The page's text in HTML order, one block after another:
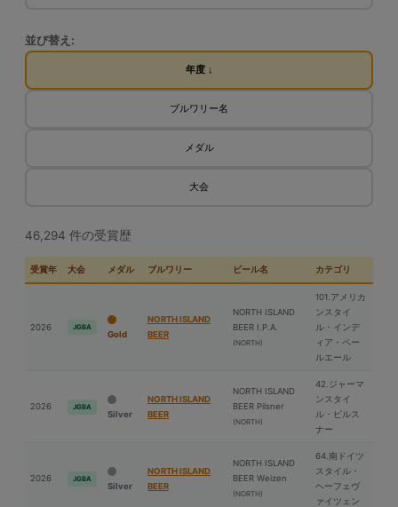
並び替え:
年度 ↓
ブルワリー名
メダル
大会
46,294 件の受賞歴
受賞年 大会 メダル ブルワリー ビール名 カテゴリ
2026 JGBA
Gold
NORTH ISLAND
BEER
NORTH ISLAND
BEER I.P.A.
(NORTH)
101.アメリカ
ンスタイ
ル・インデ
ィア・ペー
ルエール
2026 JGBA
Silver
NORTH ISLAND
BEER
NORTH ISLAND
BEER Pilsner
(NORTH)
42.ジャーマ
ンスタイ
ル・ピルス
ナー
2026 JGBA
Silver
NORTH ISLAND
BEER
NORTH ISLAND
BEER Weizen
(NORTH)
64.南ドイツ
スタイル・
ヘーフェヴ
ァイツェン